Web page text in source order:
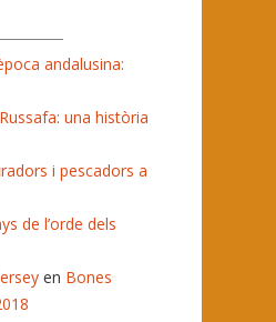
andalusina:
una història
i pescadors a
de l’orde dels
en Bones